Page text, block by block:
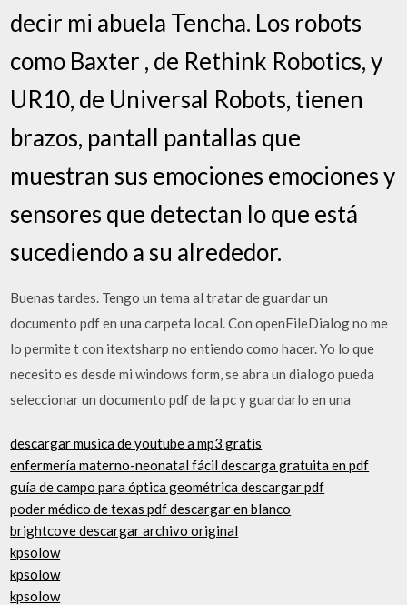
decir mi abuela Tencha. Los robots
como Baxter , de Rethink Robotics, y
UR10, de Universal Robots, tienen
brazos, pantall pantallas que
muestran sus emociones emociones y
sensores que detectan lo que está
sucediendo a su alrededor.
Buenas tardes. Tengo un tema al tratar de guardar un
documento pdf en una carpeta local. Con openFileDialog no me
lo permite t con itextsharp no entiendo como hacer. Yo lo que
necesito es desde mi windows form, se abra un dialogo pueda
seleccionar un documento pdf de la pc y guardarlo en una
descargar musica de youtube a mp3 gratis
enfermería materno-neonatal fácil descarga gratuita en pdf
guía de campo para óptica geométrica descargar pdf
poder médico de texas pdf descargar en blanco
brightcove descargar archivo original
kpsolow
kpsolow
kpsolow